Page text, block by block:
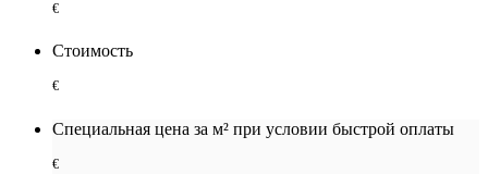
€
Стоимость
€
Специальная цена за м² при условии быстрой оплаты
€